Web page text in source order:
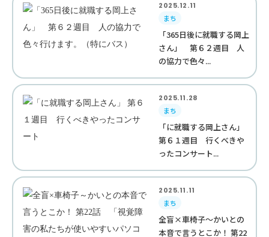
2025.12.11
まち
「365日後に就職する岡上
さん」 第６２週目 人
の協力で色々...
2025.11.28
まち
「に就職する岡上さん」
第６１週目 行くべきや
ったコンサート...
2025.11.11
まち
全盲×車椅子～かいとの
本音で言うとこか！ 第22